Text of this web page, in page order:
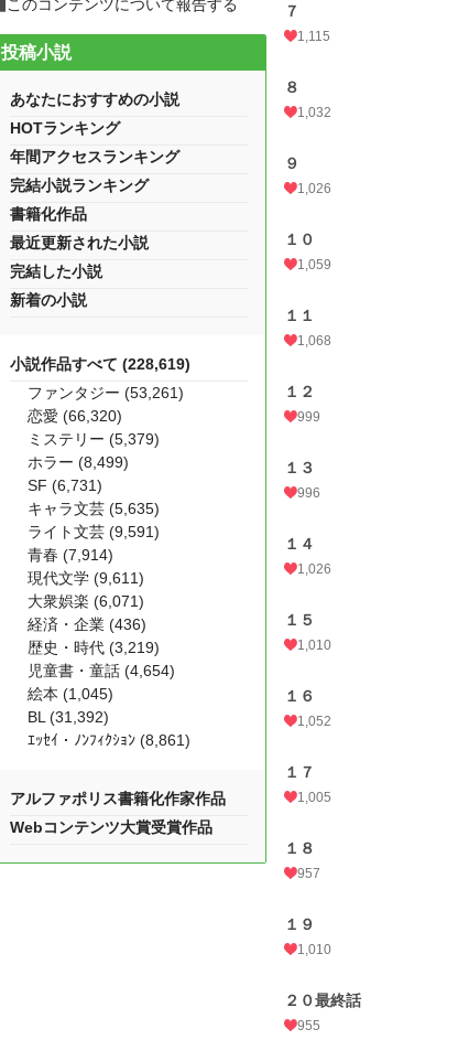
７
1,115
８
1,032
９
1,026
１０
1,059
１１
1,068
１２
999
１３
996
１４
1,026
１５
1,010
１６
1,052
１７
1,005
１８
957
１９
1,010
２０最終話
955
このコンテンツについて報告する
投稿小説
あなたにおすすめの小説
HOTランキング
年間アクセスランキング
完結小説ランキング
書籍化作品
最近更新された小説
完結した小説
新着の小説
小説作品すべて (228,619)
ファンタジー (53,261)
恋愛 (66,320)
ミステリー (5,379)
ホラー (8,499)
SF (6,731)
キャラ文芸 (5,635)
ライト文芸 (9,591)
青春 (7,914)
現代文学 (9,611)
大衆娯楽 (6,071)
経済・企業 (436)
歴史・時代 (3,219)
児童書・童話 (4,654)
絵本 (1,045)
BL (31,392)
ｴｯｾｲ・ﾉﾝﾌｨｸｼｮﾝ (8,861)
アルファポリス書籍化作家作品
Webコンテンツ大賞受賞作品